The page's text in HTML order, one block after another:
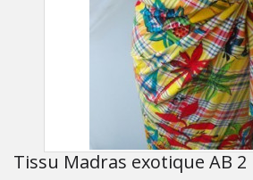
Tissu Madras exotique AB 2